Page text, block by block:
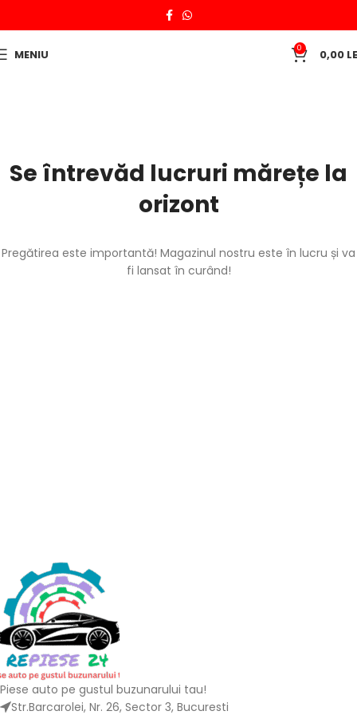
MENIU 0 0,00
Se întrevăd lucruri mărețe la
orizont
Pregătirea este importantă! Magazinul nostru este în lucru și va
fi lansat în curând!
Piese auto pe gustul buzunarului tau!
Str.Barcarolei, Nr. 26, Sector 3, Bucuresti